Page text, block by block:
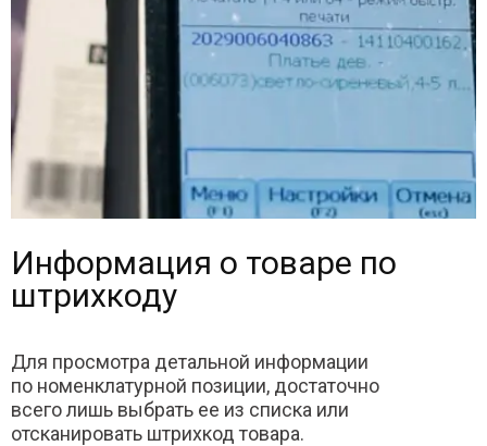
Информация о товаре по
штрихкоду
Для просмотра детальной информации
по номенклатурной позиции, достаточно
всего лишь выбрать ее из списка или
отсканировать штрихкод товара.